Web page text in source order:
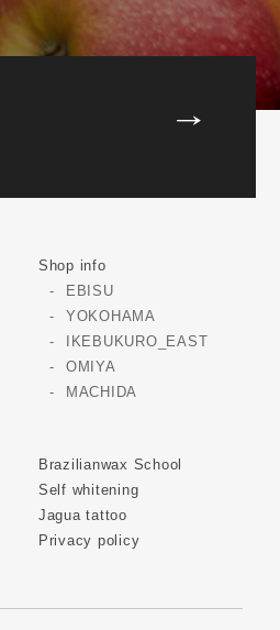
Shop info
EBISU
YOKOHAMA
IKEBUKURO_EAST
OMIYA
MACHIDA
Brazilianwax School
Self whitening
Jagua tattoo
Privacy policy